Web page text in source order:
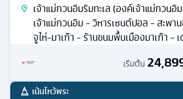
เจ้าแม่กวนอิมริมทะเล (องค์เจ้าแม่กวน
เจ้าแม่กวนอิม - วิหารเซนต์ปอล - สะพา
จูไห่-มาเก๊า - ร้านขนมพื้นเมืองมาเก๊า - เ
เริ่มต้น
เน้นไหว้พระ